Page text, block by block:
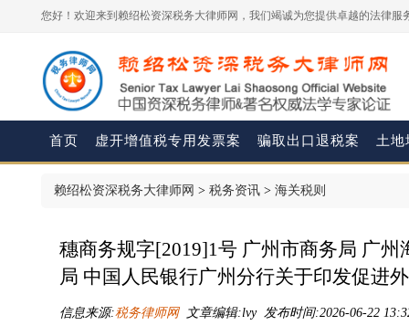
您好！欢迎来到赖绍松资深税务大律师网，我们竭诚为您提供卓越的法律服
首页 虚开增值税专用发票案 骗取出口退税案 土地
赖绍松资深税务大律师网 > 税务资讯 > 海关税则
穗商务规字[2019]1号 广州市商务局 广
局 中国人民银行广州分行关于印发促进
信息来源:税务律师网文章编辑:lvy 发布时间:2026-06-22